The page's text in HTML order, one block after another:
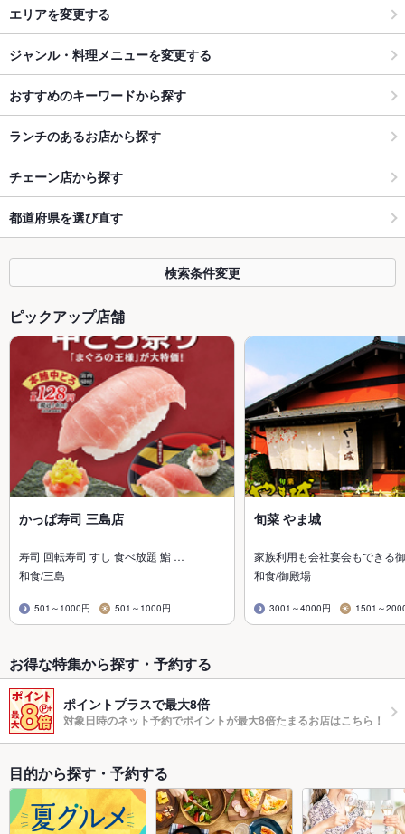
エリアを変更する
ジャンル・料理メニューを変更する
おすすめのキーワードから探す
ランチのあるお店から探す
チェーン店から探す
都道府県を選び直す
検索条件変更
ピックアップ店舗
かっぱ寿司 三島店
寿司 回転寿司 すし 食べ放題 鮨 …
和食/三島
501～1000円 501～1000円
旬菜 やま城
家族利用も会社宴会もできる
和食/御殿場
3001～4000円 1501～
お得な特集から探す・予約する
ポイントプラスで最大8倍
対象日時のネット予約でポイントが最大8倍たまるお店はこちら！
目的から探す・予約する